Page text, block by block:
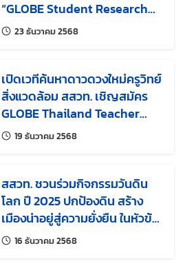
“GLOBE Student Research
Competition 2026”
23 ธันวาคม 2568แก้ไขล่าสุดเมื่อ:
เปิดเวทีค้นหาดาวดวงใหม่ครูวิทย์
สิ่งแวดล้อม สสวท. เชิญสมัคร
GLOBE Thailand Teacher
Shining Star 2026
19 ธันวาคม 2568แก้ไขล่าสุดเมื่อ:
สสวท. ชวนร่วมกิจกรรมวันดิน
โลก ปี 2025 ปกป้องดิน สร้าง
เมืองน่าอยู่สู่ความยั่งยืน ในหัวข้อ
GLOBE & Grow “ดินดี ชุมชน
16 ธันวาคม 2568แก้ไขล่าสุดเมื่อ: